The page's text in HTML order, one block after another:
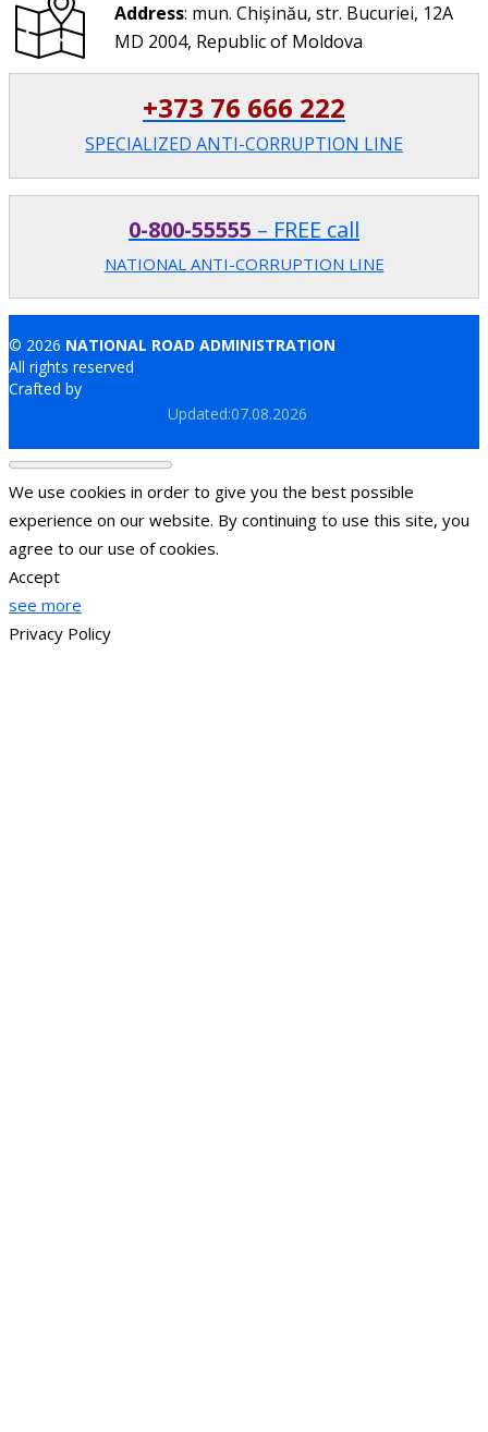
Address: mun. Chișinău, str. Bucuriei, 12A
MD 2004, Republic of Moldova
+373 76 666 222
SPECIALIZED ANTI-CORRUPTION LINE
0-800-55555 – FREE call
NATIONAL ANTI-CORRUPTION LINE
© 2026 NATIONAL ROAD ADMINISTRATION
All rights reserved
Crafted by
Updated:07.08.2026
We use cookies in order to give you the best possible
experience on our website. By continuing to use this site, you
agree to our use of cookies.
Accept
see more
Privacy Policy